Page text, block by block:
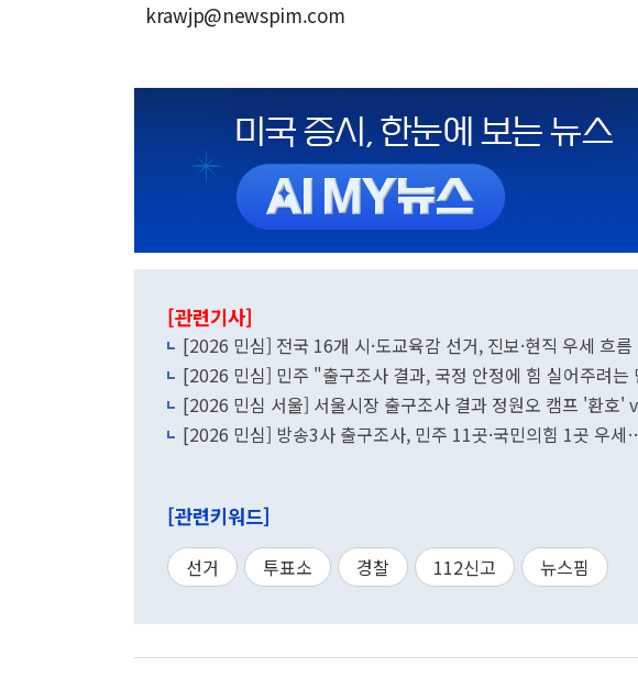
krawjp@newspim.com
[관련기사]
[2026 민심] 전국 16개 시·도교육감 선거, 진보·현직 우세 흐름
[2026 민심] 민주 "출구조사 결과, 국정 안정에 힘 실어주려는
[2026 민심 서울] 서울시장 출구조사 결과 정원오 캠프 '환호'
[2026 민심] 방송3사 출구조사, 민주 11곳·국민의힘 1곳 우
[관련키워드]
선거 투표소 경찰 112신고 뉴스핌